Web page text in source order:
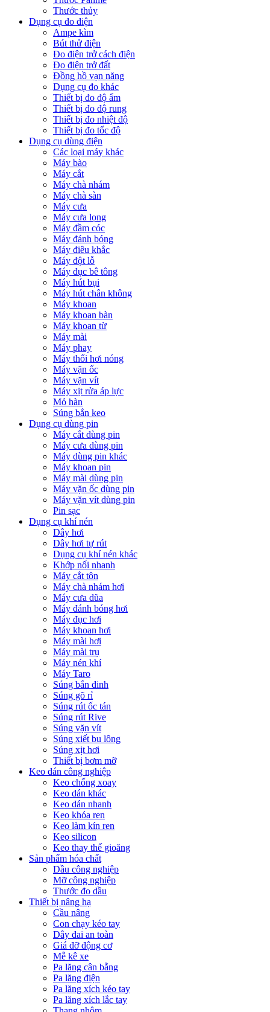
Thước thủy
Dụng cụ đo điện
Ampe kìm
Bút thử điện
Đo điện trở cách điện
Đo điện trở đất
Đồng hồ vạn năng
Dụng cụ đo khác
Thiết bị đo độ ẩm
Thiết bị đo độ rung
Thiết bị đo nhiệt độ
Thiết bị đo tốc độ
Dụng cụ dùng điện
Các loại máy khác
Máy bào
Máy cắt
Máy chà nhám
Máy chà sàn
Máy cưa
Máy cưa lọng
Máy đầm cóc
Máy đánh bóng
Máy điêu khắc
Máy đột lỗ
Máy đục bê tông
Máy hút bụi
Máy hút chân không
Máy khoan
Máy khoan bàn
Máy khoan từ
Máy mài
Máy phay
Máy thổi hơi nóng
Máy vặn ốc
Máy vặn vít
Máy xịt rửa áp lực
Mỏ hàn
Súng bắn keo
Dụng cụ dùng pin
Máy cắt dùng pin
Máy cưa dùng pin
Máy dùng pin khác
Máy khoan pin
Máy mài dùng pin
Máy vặn ốc dùng pin
Máy vặn vít dùng pin
Pin sạc
Dụng cụ khí nén
Dây hơi
Dây hơi tự rút
Dụng cụ khí nén khác
Khớp nối nhanh
Máy cắt tôn
Máy chà nhám hơi
Máy cưa dũa
Máy đánh bóng hơi
Máy đục hơi
Máy khoan hơi
Máy mài hơi
Máy mài trụ
Máy nén khí
Máy Taro
Súng bắn đinh
Súng gõ rỉ
Súng rút ốc tán
Súng rút Rive
Súng vặn vít
Súng xiết bu lông
Súng xịt hơi
Thiết bị bơm mỡ
Keo dán công nghiệp
Keo chống xoay
Keo dán khác
Keo dán nhanh
Keo khóa ren
Keo làm kín ren
Keo silicon
Keo thay thế gioăng
Sản phẩm hóa chất
Dầu công nghiệp
Mỡ công nghiệp
Thước đo dầu
Thiết bị nâng hạ
Cầu nâng
Con chạy kéo tay
Dây đai an toàn
Giá đỡ động cơ
Mễ kê xe
Pa lăng cân bằng
Pa lăng điện
Pa lăng xích kéo tay
Pa lăng xích lắc tay